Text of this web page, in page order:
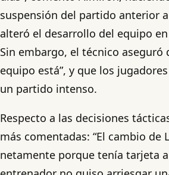
suspensión del partido anterior
alteró el desarrollo del equipo
Sin embargo, el técnico aseguró
equipo está”, y que los
un partido intenso.
Respecto a las decisiones
más comentadas: “El cambio de
netamente porque tenía tarjeta